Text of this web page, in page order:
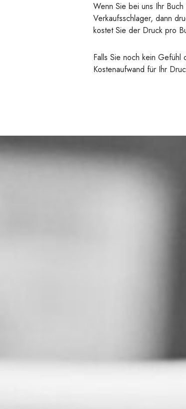
Wenn Sie bei uns Ihr
Verkaufsschlager, dann
kostet Sie der Druck pro
Falls Sie noch kein Gefühl
Kostenaufwand für Ihr